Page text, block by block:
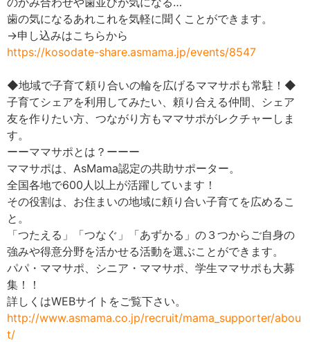
歯の気になるあれこれを気軽に聞くことができます。
→申し込みはこちらから
https://kosodate-share.asmama.jp/events/8547
◆地域で子育て頼り合いの輪を広げるママサポも常駐！◆
子育てシェアを利用してみたい、頼り合える仲間、シェア
友を作りたい方、つながり方もママサポがレクチャーしま
す。
ーーママサポとは？ーーー
ママサポは、AsMama認定の共助サポーター。
全国各地で600人以上が活躍しています！
その役割は、お住まいの地域に頼り合い子育てを広めるこ
と。
「つたえる」「つなぐ」「あずかる」の３つからご自身の
強みや得意分野を活かせる活動を選ぶことができます。
パパ・ママサポ、シニア・ママサポ、学生ママサポも大募
集！！
詳しくはWEBサイトをご覧下さい。
http://www.asmama.co.jp/recruit/mama_supporter/abou
t/